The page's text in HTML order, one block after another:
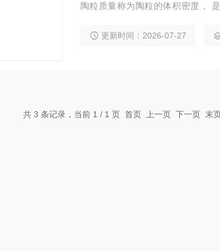
陶粒质量称为陶粒的体积密度，
距离215.9mm；2.漏斗高76.2mm
更新时间：2026-07-27
共 3 条记录，当前 1 / 1 页 首页 上一页 下一页 末